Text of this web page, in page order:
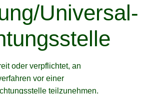
Universal­
oder verpflichtet, an
vor einer
teilzunehmen.